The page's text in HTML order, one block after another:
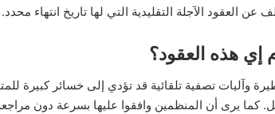
هذه العقود؟
وآليات تصفية تلقائية قد تؤدي إلى خسائر كبيرة
كما يرى أن المنظمين وافقوا عليها بسرعة دون